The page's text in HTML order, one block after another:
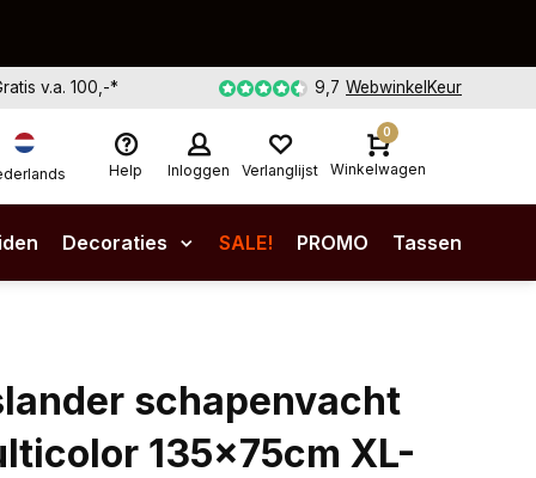
v.a. 100,-* 9,7 WebwinkelKeur
Help Inloggen Verlanglijst
0
Winkelwagen
Decoraties SALE! PROMO Tassen
schapenvacht
135x75cm XL-